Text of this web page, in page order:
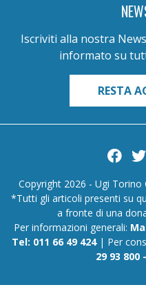
Iscriviti alla nostra
informato su
RESTA
Copyright 2026 - Ugi Torino
*Tutti gli articoli presenti su
a fronte di una
Per informazioni generali:
Tel: 011 66 49 424| Per
29 93 800 -